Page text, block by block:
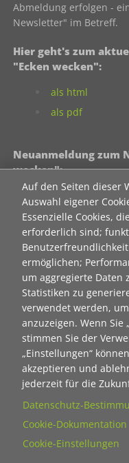
Auf den Seiten dieser
Auswahl eigener
Essenzielle Cookies,
erforderlich sind;
ermöglichen;
um aggregierte Daten
Statistiken zu
verwendet werden,
anzuzeigen. Wenn Sie
stimmen Sie der
„Einstellungen“
akzeptieren und
jederzeit für die
Datenschutz-
Cookie-Dokumentation
Cookie-Einstellungen
Abmeldung erfolgen -
Newsletter" im Betreff.
Hier geht's zum
"Ecken wecken":
als html
als pdf
Neuanmeldung zum
wecken":
Contact 1
Anrede
Titel
Vorname
Nachname
E-Mail
Wie dürfen wir Sie in